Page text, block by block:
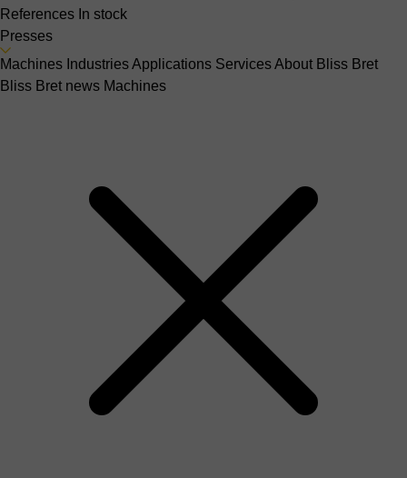
References In stock
Presses
Machines IndustriesApplications ServicesAbout Bliss Bret
Bliss Bret news Machines